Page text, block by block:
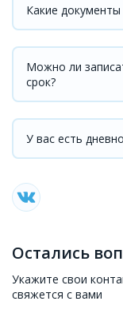
Какие
Можно ли
срок?
У вас есть
Остались
Укажите свои
свяжется с вами